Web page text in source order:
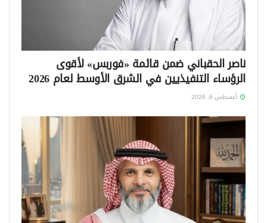
ناصر الحقباني ضمن قائمة «فوربس» لأقوى
الرؤساء التنفيذيين في الشرق الأوسط لعام 2026
أغسطس 6, 2026